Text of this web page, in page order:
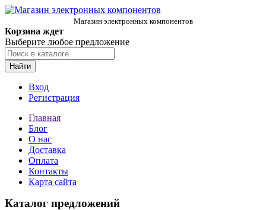
Магазин электронных компонентов
Корзина ждет
Выберите любое предложение
Найти
Вход
Регистрация
Главная
Блог
О нас
Доставка
Оплата
Контакты
Карта сайта
Каталог предложений